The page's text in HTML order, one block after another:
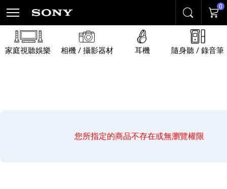
搜尋 購物
0
家庭視聽娛樂 相機 / 攝影器材 耳機 隨身聽 / 錄音筆
您所指定的商品不存在或無瀏覽權限